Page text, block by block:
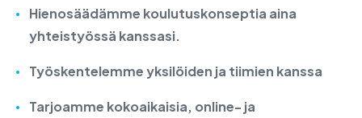
Hienosäädämme koulutuskonseptia aina
yhteistyössä kanssasi.
Työskentelemme yksilöiden ja tiimien kanssa
Tarjoamme kokoaikaisia, online- ja